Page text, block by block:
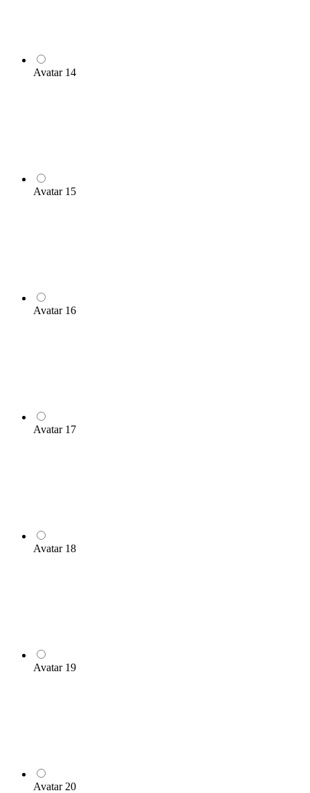
Avatar 14
Avatar 15
Avatar 16
Avatar 17
Avatar 18
Avatar 19
Avatar 20